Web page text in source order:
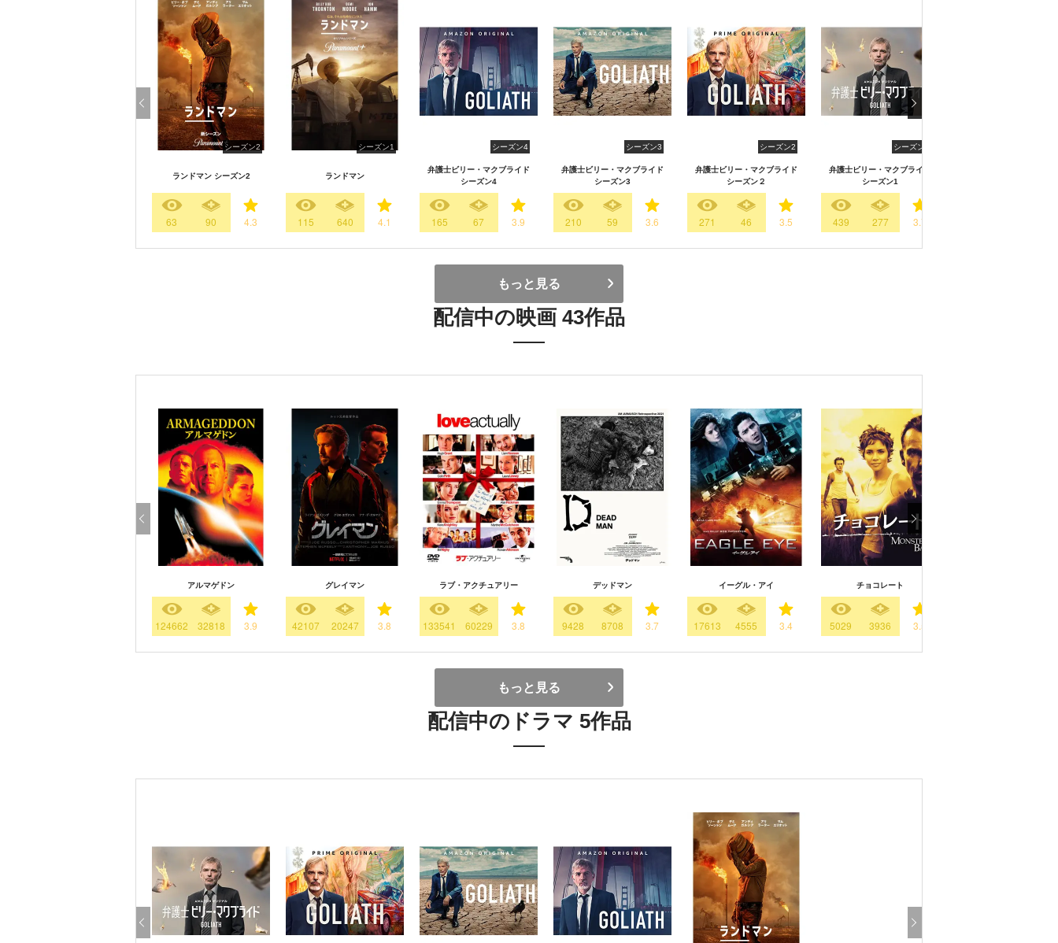
シーズン2
ランドマン シーズン2
63 90 4.3
シーズン1
ランドマン
115 640 4.1
シーズン4
弁護士ビリー・マクブライド
シーズン4
165 67 3.9
シーズン3
弁護士ビリー・マクブライド
シーズン3
210 59 3.6
シーズン2
弁護士ビリー・マクブライド
シーズン２
271 46 3.5
シーズン1
弁護士ビリー・マクブライド
シーズン1
439 277 3.7
もっと見る
配信中の映画 43作品
アルマゲドン
124662 32818 3.9
グレイマン
42107 20247 3.8
ラブ・アクチュアリー
133541 60229 3.8
デッドマン
9428 8708 3.7
イーグル・アイ
17613 4555 3.4
チョコレート
5029 3936 3.5
もっと見る
配信中のドラマ 5作品